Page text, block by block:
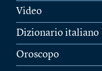
Video
Dizionario italiano
Oroscopo